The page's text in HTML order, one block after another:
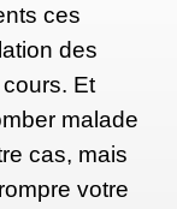
ces
des
Et
malade
cas, mais
votre